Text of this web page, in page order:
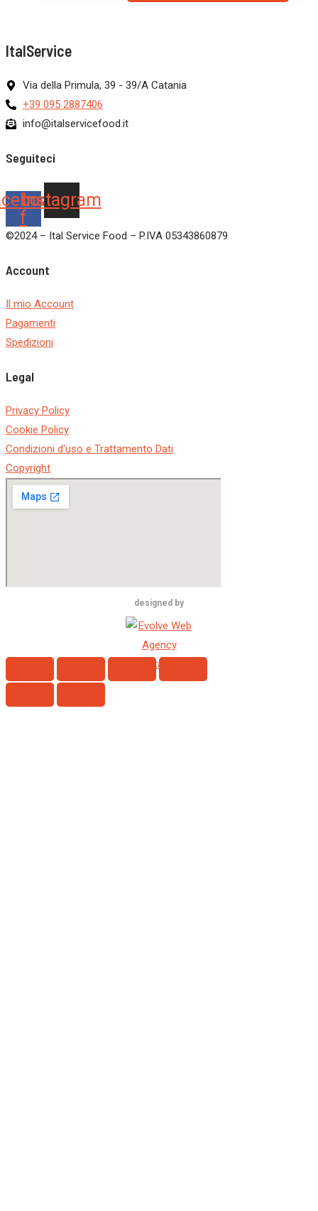
ItalService
Via della Primula, 39 - 39/A Catania
+39 095 2887406
info@italservicefood.it
Seguiteci
f
Instagram
©2024 – Ital Service Food – P.IVA 05343860879
Account
Il mio Account
Pagamenti
Spedizioni
Legal
Privacy Policy
Cookie Policy
Condizioni d'uso e Trattamento Dati
Copyright
designed by